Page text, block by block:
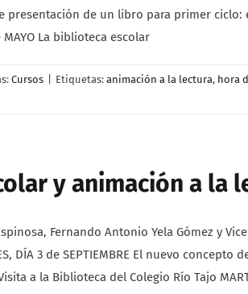
de un libro para primer
La biblioteca escolar
Cursos Etiquetas: animación a la lectura, hora
y animación a la
Espinosa, Fernando Antonio Yela Gómez y
DÍA 3 de SEPTIEMBRE El nuevo
a la Biblioteca del Colegio Río Tajo